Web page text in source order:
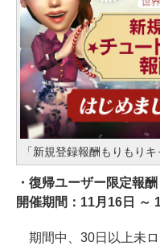
「新規登録報酬もりもりキ
・復帰ユーザー限定報
開催期間：11月16日 ～
期間中、30日以上未